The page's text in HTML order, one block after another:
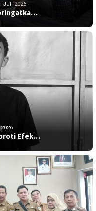
Juli 2026
Efek…